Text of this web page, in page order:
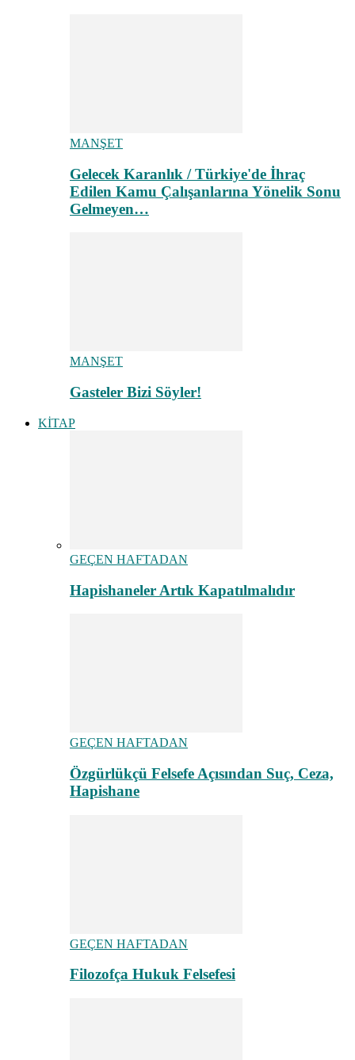
MANŞET
Gelecek Karanlık / Türkiye'de İhraç
Edilen Kamu Çalışanlarına Yönelik Sonu
Gelmeyen…
MANŞET
Gasteler Bizi Söyler!
KİTAP
GEÇEN HAFTADAN
Hapishaneler Artık Kapatılmalıdır
GEÇEN HAFTADAN
Özgürlükçü Felsefe Açısından Suç, Ceza,
Hapishane
GEÇEN HAFTADAN
Filozofça Hukuk Felsefesi